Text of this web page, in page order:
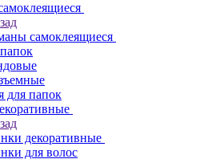
самоклеящиеся
для папок
декоративные
для волос